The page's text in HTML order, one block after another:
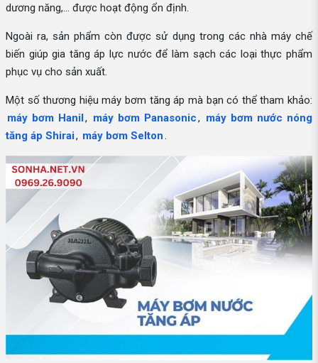
dương năng,... được hoạt động ổn định.
Ngoài ra, sản phẩm còn được sử dụng trong các nhà máy chế
biến giúp gia tăng áp lực nước để làm sạch các loại thực phẩm
phục vụ cho sản xuất.
Một số thương hiệu máy bơm tăng áp mà bạn có thể tham khảo:
máy bơm Hanil, máy bơm Panasonic, máy bơm nước nóng
tăng áp Shirai, máy bơm Selton.